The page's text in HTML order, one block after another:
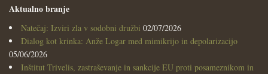
Aktualno branje
Natečaj: Izviri zla v sodobni družbi 02/07/2026
Dialog kot krinka: Anže Logar med mimikrijo in depolarizacijo
05/06/2026
Inštitut Trivelis, zastraševanje in sankcije EU proti posameznikom in